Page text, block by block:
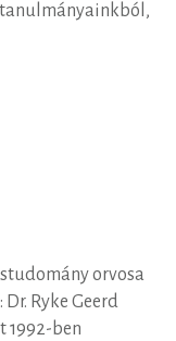
tanulmányainkból,
orvosa
Ryke Geerd
1992-ben